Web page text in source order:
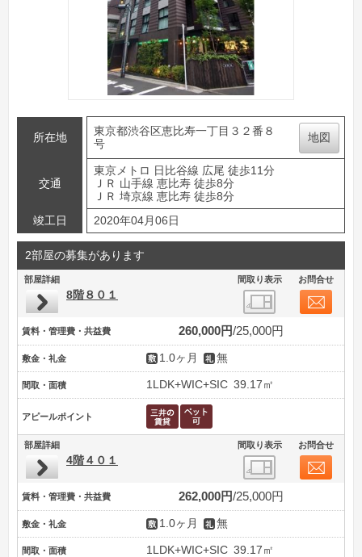
所在地
東京都渋谷区恵比寿一丁目３２番８
号
地図
交通
東京メトロ 日比谷線 広尾 徒歩11分
ＪＲ 山手線 恵比寿 徒歩8分
ＪＲ 埼京線 恵比寿 徒歩8分
竣工日
2020年04月06日
2部屋の募集があります
部屋詳細 間取り表示 お問合せ
8階８０１
賃料・管理費・共益費 260,000円 25,000円
敷金・礼金 1.0ヶ月 無
間取・面積 1LDK+WIC+SIC 39.17㎡
アピールポイント
部屋詳細 間取り表示 お問合せ
4階４０１
賃料・管理費・共益費 262,000円 25,000円
敷金・礼金 1.0ヶ月 無
間取・面積 1LDK+WIC+SIC 39.17㎡